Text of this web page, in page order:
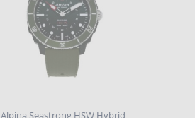
Alpina Seastrong HSW Hybrid